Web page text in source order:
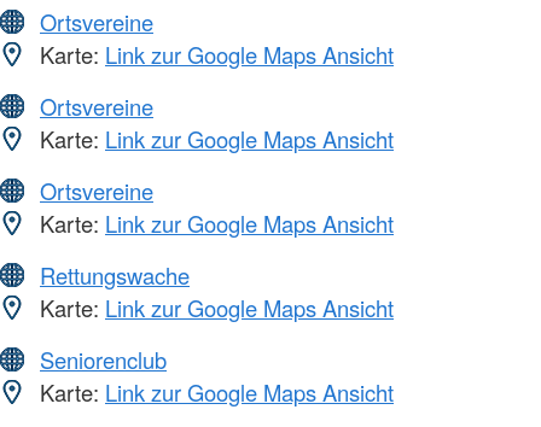
Ortsvereine
Karte: Link zur Google Maps Ansicht
Ortsvereine
Karte: Link zur Google Maps Ansicht
Ortsvereine
Karte: Link zur Google Maps Ansicht
Rettungswache
Karte: Link zur Google Maps Ansicht
Seniorenclub
Karte: Link zur Google Maps Ansicht